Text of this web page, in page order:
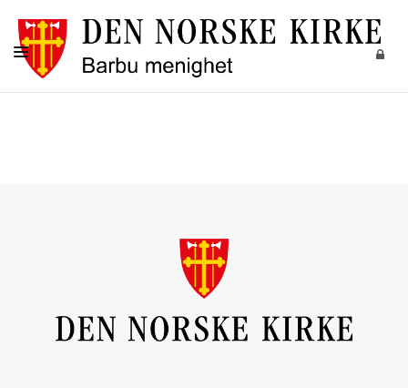
MUSIKK OG KULTUR